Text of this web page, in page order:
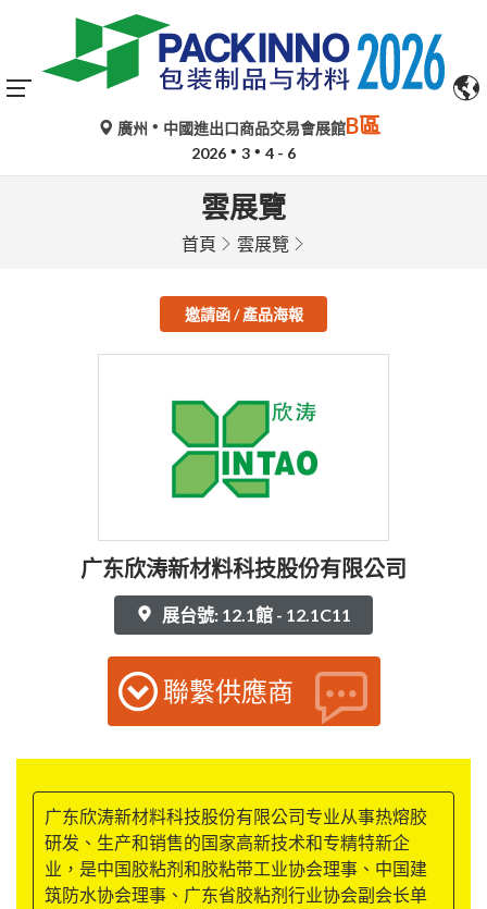
廣州 中國進出口商品交易會展館B區
2026 3 4 - 6
雲展覽
首頁 雲展覽
邀請函 / 產品海報
广东欣涛新材料科技股份有限公司
展台號: 12.1館 - 12.1C11
聯繫供應商
广东欣涛新材料科技股份有限公司专业从事热熔胶
研发、生产和销售的国家高新技术和专精特新企
业，是中国胶粘剂和胶粘带工业协会理事、中国建
筑防水协会理事、广东省胶粘剂行业协会副会长单